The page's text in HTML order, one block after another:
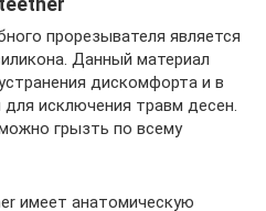
прорезывателя является
Данный материал
дискомфорта и в
исключения травм десен.
грызть по всему
имеет анатомическую